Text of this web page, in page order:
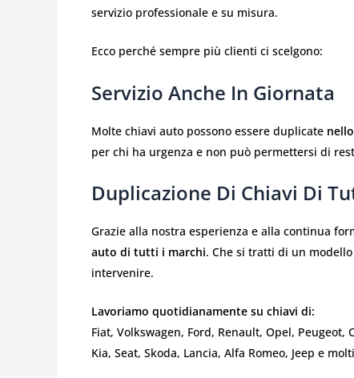
servizio professionale e su misura.
Ecco perché sempre più clienti ci scelgono:
Servizio Anche In Giornata
Molte chiavi auto possono essere duplicate
per chi ha urgenza e non può permettersi di
Duplicazione Di Chiavi Di
Grazie alla nostra esperienza e alla continua
auto di tutti i marchi. Che si tratti di un
intervenire.
Lavoriamo quotidianamente su chiavi di:
Fiat, Volkswagen, Ford, Renault, Opel,
Kia, Seat, Skoda, Lancia, Alfa Romeo, Jeep e